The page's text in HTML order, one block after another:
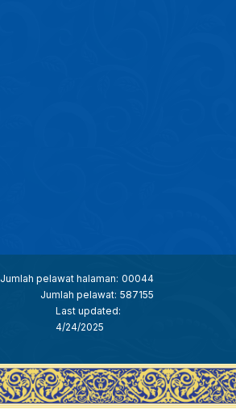
Jumlah pelawat halaman: 00044
Jumlah pelawat: 587155
Last updated:
4/24/2025